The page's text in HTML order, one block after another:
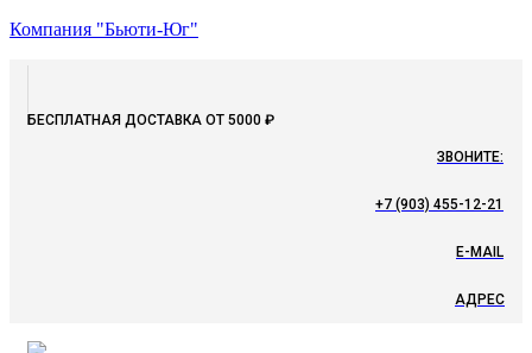
Компания "Бьюти-Юг"
БЕСПЛАТНАЯ ДОСТАВКА ОТ 5000 ₽
ЗВОНИТЕ:
+7 (903) 455-12-21
E-MAIL
АДРЕС